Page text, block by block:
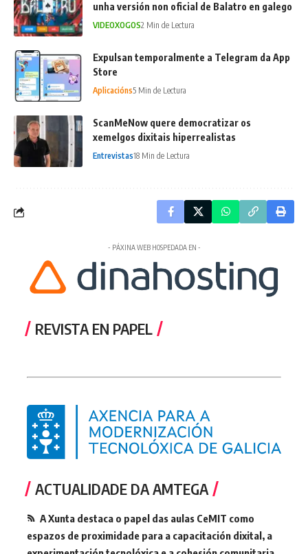
unha versión non oficial de Balatro en galego
VIDEOXOGOS2 Min de Lectura
Expulsan temporalmente a Telegram da App
Store
Aplicacións5 Min de Lectura
ScanMeNow quere democratizar os
xemelgos dixitais hiperrealistas
Entrevistas18 Min de Lectura
- PÁXINA WEB HOSPEDADA EN -
REVISTA EN PAPEL
ACTUALIDADE DA AMTEGA
A Xunta destaca o papel das aulas CeMIT como
espazos de proximidade para a capacitación dixital, a